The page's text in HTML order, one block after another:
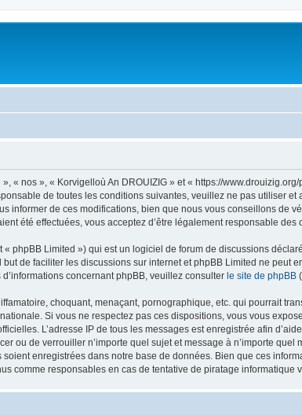
« nos », « Korvigelloù An DROUIZIG » et « https://
de toutes les conditions suivantes, veuillez ne pas utiliser
informer de ces modifications, bien que nous vous conseillons de
été effectuées, vous acceptez d’être légalement responsable des
phpBB Limited ») qui est un logiciel de forum de discussions
de faciliter les discussions sur internet et phpBB Limited ne peut
concernant phpBB, veuillez consulter le site de phpBB
choquant, menaçant, pornographique, etc. qui pourrait
Si vous ne respectez pas ces dispositions, vous vous
L’adresse IP de tous les messages est enregistrée afin
ou de verrouiller n’importe quel sujet et message à n’importe
enregistrées dans notre base de données. Bien que ces
comme responsables en cas de tentative de piratage informatique